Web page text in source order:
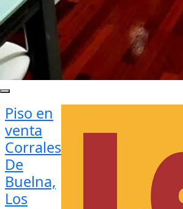
Piso en
venta
Corrales
De
Buelna,
Los